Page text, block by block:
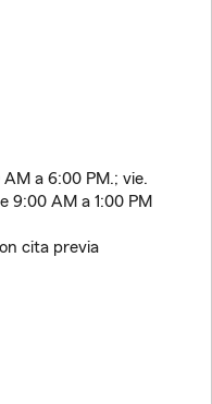
a 6:00 PM.; vie.
9:00 AM a 1:00 PM
cita previa